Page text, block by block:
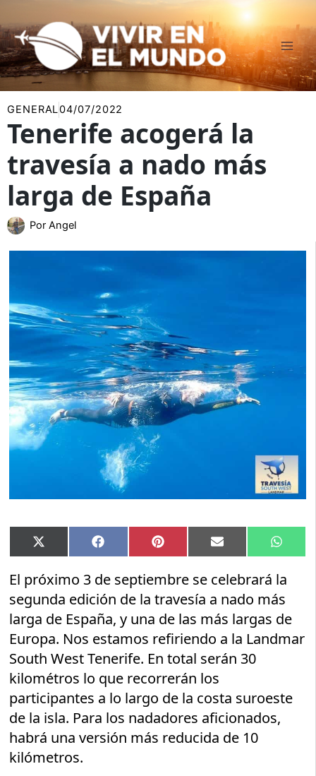
al
contenido
GENERAL04/07/2022
Tenerife acogerá la
travesía a nado más
larga de España
Por Angel
Compartir
en
X
(Twitter)
Compartir
en
Facebook Compartir
en
Pinterest Compartir
en
Email
en
El próximo 3 de septiembre se celebrará la
segunda edición de la travesía a nado más
larga de España, y una de las más largas de
Europa. Nos estamos refiriendo a la Landmar
South West Tenerife. En total serán 30
kilométros lo que recorrerán los
participantes a lo largo de la costa suroeste
de la isla. Para los nadadores aficionados,
habrá una versión más reducida de 10
kilómetros.